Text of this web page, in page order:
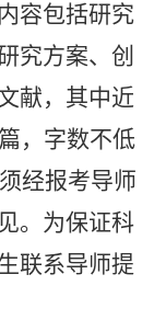
容包括研究
究方案、创
献，其中近
，字数不低
经报考导师
。为保证科
联系导师提